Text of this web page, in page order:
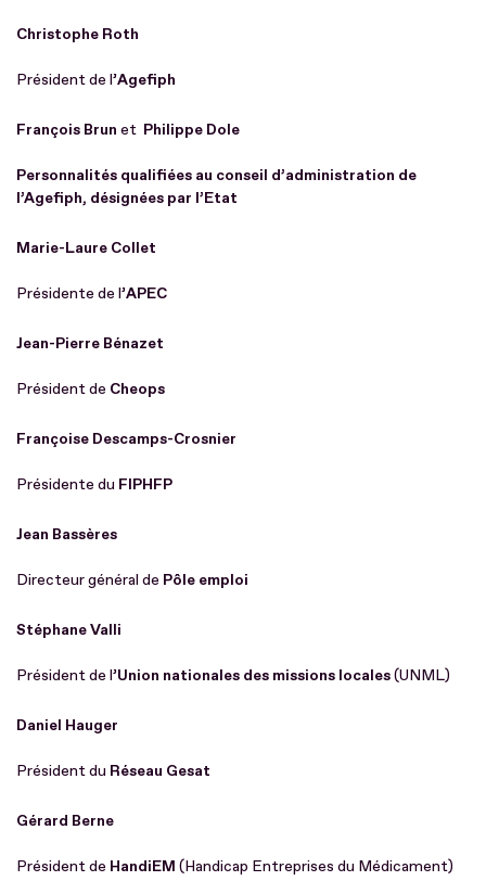
Christophe Roth
Président de l’Agefiph
François Brun et Philippe Dole
Personnalités qualifiées au conseil d’administration de
l’Agefiph, désignées par l’Etat
Marie-Laure Collet
Présidente de l’APEC
Jean-Pierre Bénazet
Président de Cheops
Françoise Descamps-Crosnier
Présidente du FIPHFP
Jean Bassères
Directeur général de Pôle emploi
Stéphane Valli
Président de l’Union nationales des missions locales(UNML)
Daniel Hauger
Président du Réseau Gesat
Gérard Berne
Président de HandiEM (Handicap Entreprises du Médicament)